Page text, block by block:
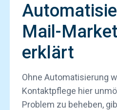
Mail-
erklärt
Ohne Automatisierung
Kontaktpflege hier
Problem zu beheben,